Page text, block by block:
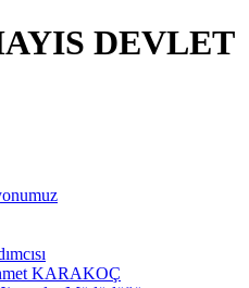
DEVLET
KARAKOÇ